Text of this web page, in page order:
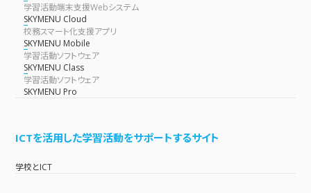
学習活動端末支援Webシステム
SKYMENU Cloud
校務スマート化支援アプリ
SKYMENU Mobile
学習活動ソフトウェア
SKYMENU Class
学習活動ソフトウェア
SKYMENU Pro
ICTを活用した学習活動をサポートするサイト
学校とICT